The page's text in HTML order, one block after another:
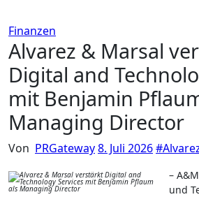
Finanzen
Alvarez & Marsal
Digital and
mit Benjamin
Managing Director
Von PRGateway8. Juli 2026#
–
und